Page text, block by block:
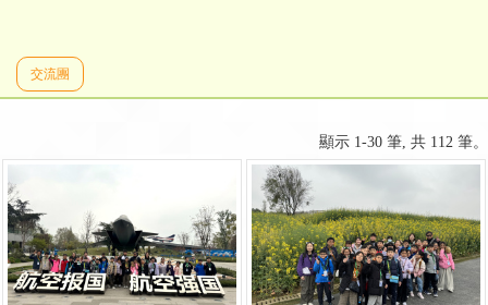
交流團
顯示 1-30 筆, 共 112 筆。